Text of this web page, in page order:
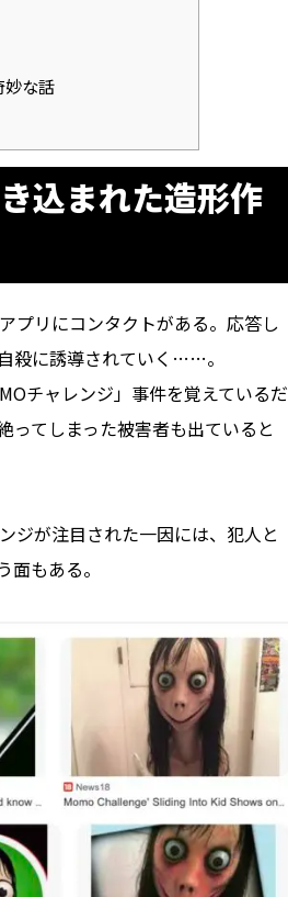
な話
込まれた造形作
プリにコンタクトがある。応答し
殺に誘導されていく……。
チャレンジ」事件を覚えているだ
ってしまった被害者も出ていると
ジが注目された一因には、犯人と
もある。